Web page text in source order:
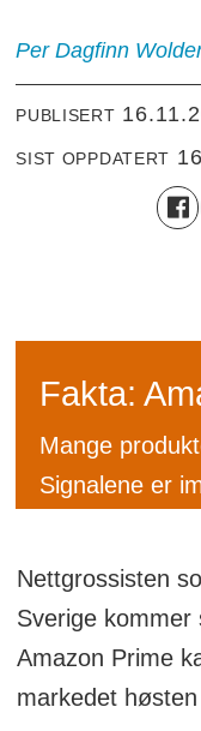
Per Dagfinn
PUBLISERT
SIST OPPDATERT
Fakta:
Mange
Signalene er
sitt
Amazon ble
og er verdens
Nettgrossisten
Sverige kommer
Amazon Prime
markedet